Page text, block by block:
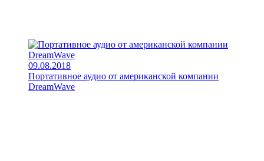
09.08.2018
Портативное аудио от американской компании
DreamWave